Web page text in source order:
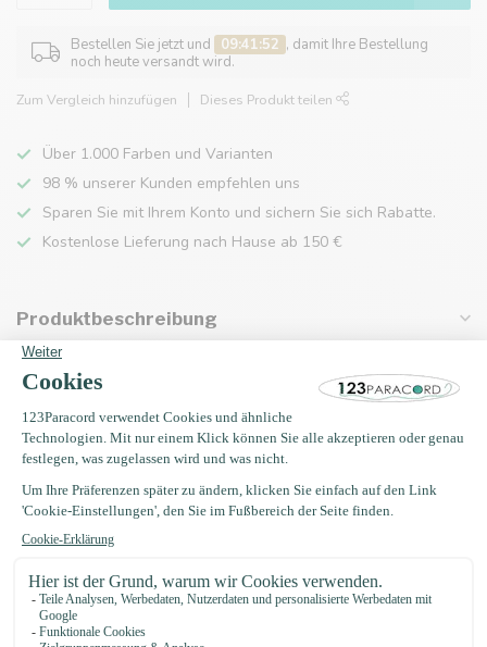
Bestellen Sie jetzt und 09:41:52 , damit Ihre Bestellung
noch heute versandt wird.
Zum Vergleich hinzufügen Dieses Produkt teilen
Über 1.000 Farben und Varianten
98 % unserer Kunden empfehlen uns
Sparen Sie mit Ihrem Konto und sichern Sie sich Rabatte.
Kostenlose Lieferung nach Hause ab 150 €
Produktbeschreibung
Eigenschaften
-15%